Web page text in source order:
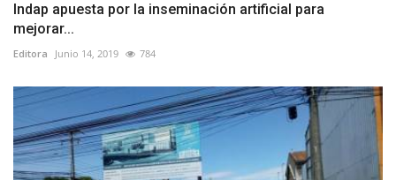
Indap apuesta por la inseminación artificial para
mejorar...
Editora Junio 14, 2019 784